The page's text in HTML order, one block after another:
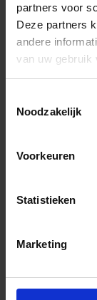
partners voor
Deze partners
andere
van uw gebruik
Noodzakelijk
Voorkeuren
Statistieken
Marketing